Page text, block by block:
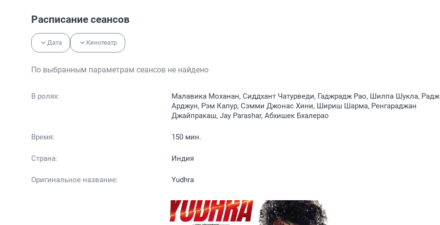
Расписание сеансов
Дата Кинотеатр
По выбранным параметрам сеансов не найдено
В ролях:
Малавика Моханан, Сиддхант Чатурведи, Гаджрадж Рао, Шилпа Шукла, Радж
Арджун, Рэм Капур, Сэмми Джонас Хини, Шириш Шарма, Ренгараджан
Джайпракаш, Jay Parashar, Абхишек Бхалерао
Время: 150 мин.
Страна: Индия
Оригинальное название: Yudhra